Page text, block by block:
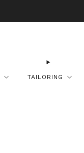
TAILORING